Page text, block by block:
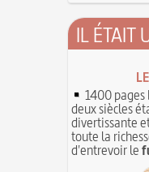
IL ÉTAIT
1400 pages
deux siècles
divertissante
toute la
d'entrevoir le